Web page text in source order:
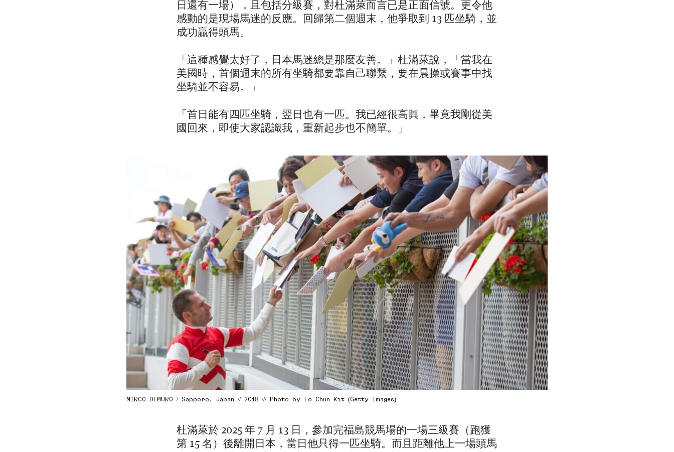
日還有一場），且包括分級賽，對杜滿萊而言已是正面信號。更令他
感動的是現場馬迷的反應。回歸第二個週末，他爭取到 13 匹坐騎，並
成功贏得頭馬。
「這種感覺太好了，日本馬迷總是那麼友善。」杜滿萊說，「當我在
美國時，首個週末的所有坐騎都要靠自己聯繫，要在晨操或賽事中找
坐騎並不容易。」
「首日能有四匹坐騎，翌日也有一匹。我已經很高興，畢竟我剛從美
國回來，即使大家認識我，重新起步也不簡單。」
MIRCO DEMURO / Sapporo, Japan // 2018 /// Photo by Lo Chun Kit (Getty Images)
杜滿萊於 2025 年 7 月 13 日，參加完福島競馬場的一場三級賽（跑獲
第 15 名）後離開日本，當日他只得一匹坐騎。而且距離他上一場頭馬